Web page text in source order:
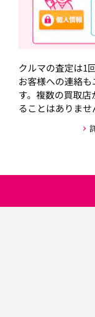
クルマの査定は1
お客様への連絡
す。複数の買取
ることはありませ